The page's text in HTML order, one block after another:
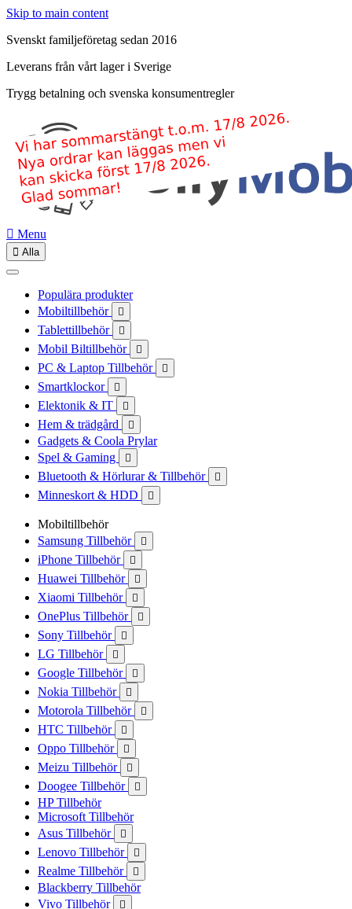
Skip to main content
Svenskt familjeföretag sedan 2016
Leverans från vårt lager i Sverige
Trygg betalning och svenska konsumentregler
 Menu
 Alla
Populära produkter
Mobiltillbehör

Tablettillbehör 
Mobil Biltillbehör 
PC & Laptop Tillbehör 
Smartklockor 
Elektonik & IT 
Hem & trädgård 
Gadgets & Coola Prylar
Spel & Gaming

Bluetooth & Hörlurar & Tillbehör 
Minneskort & HDD 
Mobiltillbehör
Samsung Tillbehör

iPhone Tillbehör 
Huawei Tillbehör 
Xiaomi Tillbehör 
OnePlus Tillbehör 
Sony Tillbehör 
LG Tillbehör 
Google Tillbehör 
Nokia Tillbehör 
Motorola Tillbehör 
HTC Tillbehör 
Oppo Tillbehör 
Meizu Tillbehör 
Doogee Tillbehör 
HP Tillbehör
Microsoft Tillbehör
Asus Tillbehör

Lenovo Tillbehör 
Realme Tillbehör 
Blackberry Tillbehör
Vivo Tillbehör
